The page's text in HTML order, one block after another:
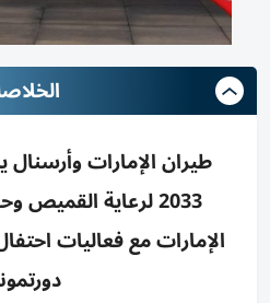
طيران الإمارات
2033 لرعاية
الإمارات مع فعاليات